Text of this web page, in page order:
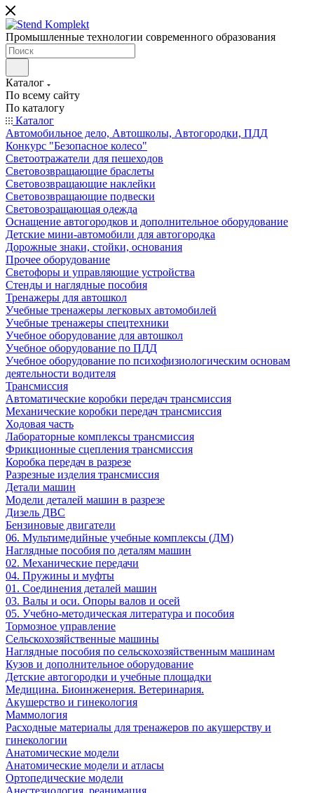
Промышленные технологии современного образования
Каталог
По всему сайту
По каталогу
Каталог
Автомобильное дело, Автошколы, Автогородки, ПДД
Конкурс "Безопасное колесо"
Светоотражатели для пешеходов
Световозвращающие браслеты
Световозвращающие наклейки
Световозвращающие подвески
Световозращающая одежда
Оснащение автогородков и дополнительное оборудование
Детские мини-автомобили для автогородка
Дорожные знаки, стойки, основания
Прочее оборудование
Светофоры и управляющие устройства
Стенды и наглядные пособия
Тренажеры для автошкол
Учебные тренажеры легковых автомобилей
Учебные тренажеры спецтехники
Учебное оборудование для автошкол
Учебное оборудование по ПДД
Учебное оборудование по психофизиологическим основам
деятельности водителя
Трансмиссия
Автоматические коробки передач трансмиссия
Механические коробки передач трансмиссия
Ходовая часть
Лабораторные комплексы трансмиссия
Фрикционные сцепления трансмиссия
Коробка передач в разрезе
Разрезные изделия трансмиссия
Детали машин
Модели деталей машин в разрезе
Дизель ДВС
Бензиновые двигатели
06. Мультимедийные учебные комплексы (ДМ)
Наглядные пособия по деталям машин
02. Механические передачи
04. Пружины и муфты
01. Соединения деталей машин
03. Валы и оси. Опоры валов и осей
05. Учебно-методическая литература и пособия
Тормозное управление
Сельскохозяйственные машины
Наглядные пособия по сельскохозяйственным машинам
Кузов и дополнительное оборудование
Детские автогородки и учебные площадки
Медицина. Биоинженерия. Ветеринария.
Акушерство и гинекология
Маммология
Расходные материалы для тренажеров по акушерству и
гинекологии
Анатомические модели
Анатомические модели и атласы
Ортопедические модели
Анестезиология, реанимация